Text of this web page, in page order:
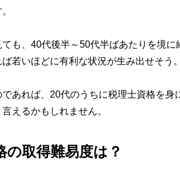
も、40代後半～50代半ばあたりを境に
若いほどに有利な状況が生み出せそう。
あれば、20代のうちに税理士資格を身
えるかもしれません。
の取得難易度は？